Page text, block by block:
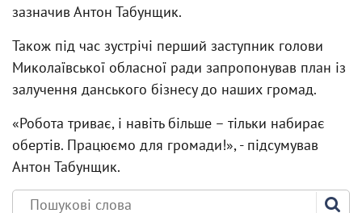
зазначив Антон Табунщик.
Також під час зустрічі перший заступник голови
Миколаївської обласної ради запропонував план із
залучення данського бізнесу до наших громад.
«Робота триває, і навіть більше – тільки набирає
обертів. Працюємо для громади!», - підсумував
Антон Табунщик.